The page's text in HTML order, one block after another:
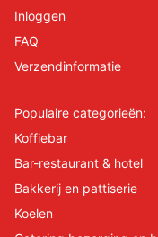
Inloggen
FAQ
Verzendinformatie
Populaire categorieën:
Koffiebar
Bar-restaurant & hotel
Bakkerij en pattiserie
Koelen